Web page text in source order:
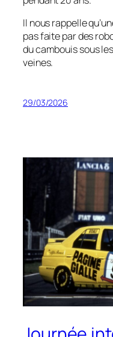
Il nous rappelle
pas faite par des
du cambouis sous
veines.
29/03/2026